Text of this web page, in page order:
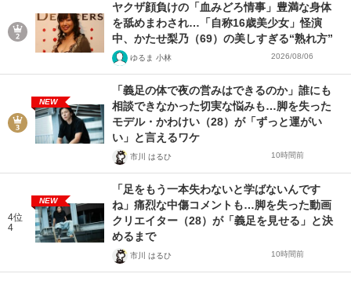
ヤクザ顔負けの「血みどろ情事」豊満な身体
を舐めまわされ…「自称16歳美少女」怪演
中、かたせ梨乃（69）の美しすぎる“熟れ方”
ゆるま 小林 2026/08/06
NEW
「義足の体で夜の営みはできるのか」誰にも
相談できなかった切実な悩みも…脚を失った
モデル・かわけい（28）が「ずっと運がい
い」と言えるワケ
市川 はるひ 10時間前
4位
4
NEW
「足をもう一本失わないと学ばないんです
ね」痛烈な中傷コメントも…脚を失った動画
クリエイター（28）が「義足を見せる」と決
めるまで
市川 はるひ 10時間前